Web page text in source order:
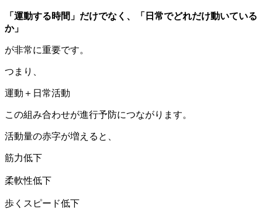
「運動する時間」だけでなく、「日常でどれだけ動いている
か」
が非常に重要です。
つまり、
運動＋日常活動
この組み合わせが進行予防につながります。
活動量の赤字が増えると、
筋力低下
柔軟性低下
歩くスピード低下